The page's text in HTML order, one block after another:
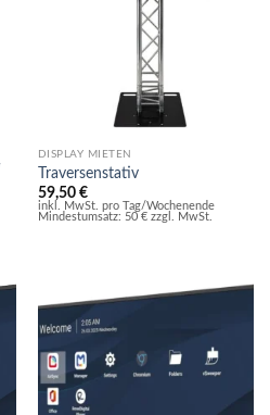
DISPLAY MIETEN
Traversenstativ
59,50 €
inkl. MwSt. pro Tag/Wochenende
Mindestumsatz: 50 € zzgl. MwSt.